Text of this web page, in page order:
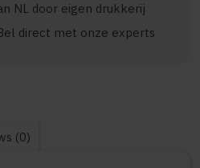
NL door eigen drukkerij
direct met onze experts
(0)